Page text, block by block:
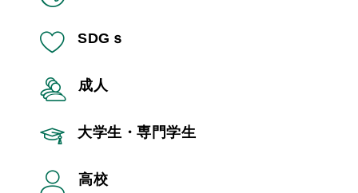
SDGｓ
成人
大学生・専門学生
高校